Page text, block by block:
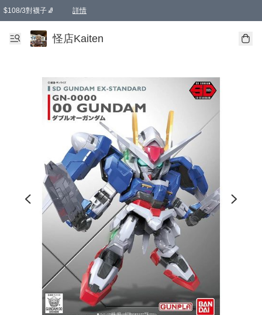
$108/3對襪子🧦 詳情
卡通傘☂️2把8折
購物滿 HKD 650.00即享免運費優惠！（適用於 本地送貨、本地取貨 )
怪店Kaiten